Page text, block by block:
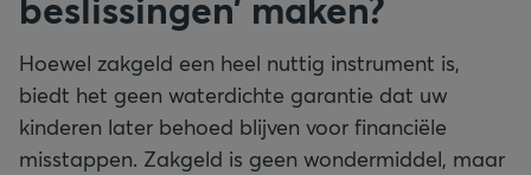
Hoewel zakgeld een heel nuttig instrument is,
biedt het geen waterdichte garantie dat uw
kinderen later behoed blijven voor financiële
misstappen. Zakgeld is geen wondermiddel, maar